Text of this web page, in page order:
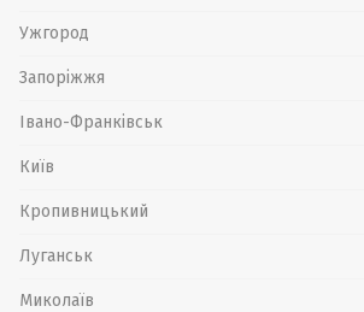
Ужгород
Запоріжжя
Івано-Франківськ
Київ
Кропивницький
Луганськ
Миколаїв